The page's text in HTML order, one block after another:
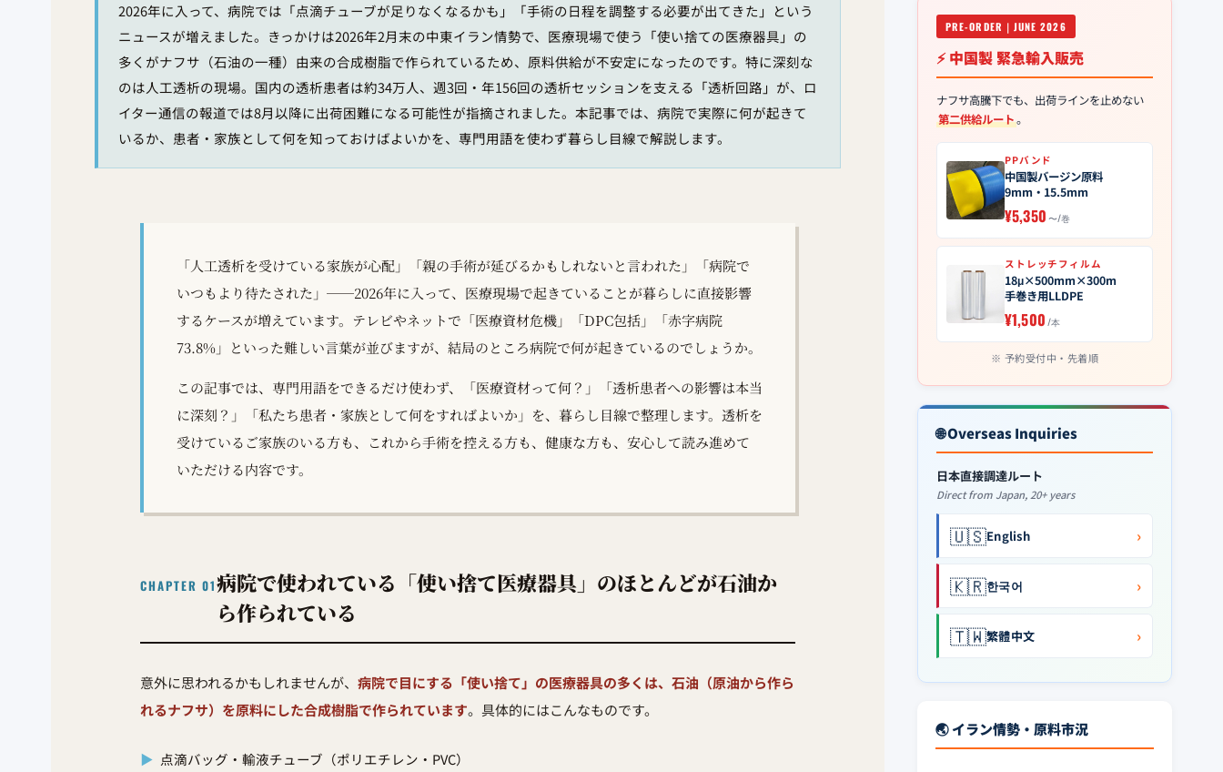
2026年に入って、病院では「点滴チューブが足りなくなるかも」「手術の日程を調整する必要が出てきた」という
ニュースが増えました。きっかけは2026年2月末の中東イラン情勢で、医療現場で使う「使い捨ての医療器具」の
多くがナフサ（石油の一種）由来の合成樹脂で作られているため、原料供給が不安定になったのです。特に深刻な
のは人工透析の現場。国内の透析患者は約34万人、週3回・年156回の透析セッションを支える「透析回路」が、ロ
イター通信の報道では8月以降に出荷困難になる可能性が指摘されました。本記事では、病院で実際に何が起きて
いるか、患者・家族として何を知っておけばよいかを、専門用語を使わず暮らし目線で解説します。
「人工透析を受けている家族が心配」「親の手術が延びるかもしれないと言われた」「病院で
いつもより待たされた」──2026年に入って、医療現場で起きていることが暮らしに直接影響
するケースが増えています。テレビやネットで「医療資材危機」「DPC包括」「赤字病院
73.8%」といった難しい言葉が並びますが、結局のところ病院で何が起きているのでしょうか。
この記事では、専門用語をできるだけ使わず、「医療資材って何？」「透析患者への影響は本当
に深刻？」「私たち患者・家族として何をすればよいか」を、暮らし目線で整理します。透析を
受けているご家族のいる方も、これから手術を控える方も、健康な方も、安心して読み進めて
いただける内容です。
CHAPTER 01病院で使われている「使い捨て医療器具」のほとんどが石油か
ら作られている
意外に思われるかもしれませんが、 病院で目にする「使い捨て」の医療器具の多くは、石油（原油から作ら
れるナフサ）を原料にした合成樹脂で作られています。具体的にはこんなものです。
▶ 点滴バッグ・輸液チューブ（ポリエチレン・PVC）
PRE-ORDER｜JUNE 2026
⚡ 中国製 緊急輸入販売
ナフサ高騰下でも、出荷ラインを止めない
第二供給ルート。
PPバンド
中国製バージン原料
9mm・15.5mm
¥5,350 〜/巻
ストレッチフィルム
18μ×500mm×300m
手巻き用LLDPE
¥1,500 /本
予約受付中・先着順
🌐 Overseas Inquiries
日本直接調達ルート
Direct from Japan, 20+ years
🇺🇸English ›
🇰🇷한국어 ›
🇹🇼繁體中文 ›
🌏 イラン情勢・原料市況